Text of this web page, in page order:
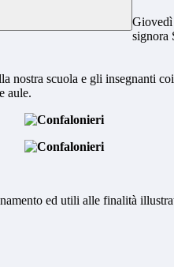
Giovedì
signora
nostra scuola e gli insegnanti
aule.
ed utili alle finalità